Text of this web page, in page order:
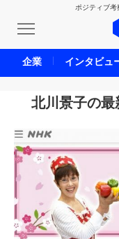
ポジティブ
AI
北川景子の
企業 インタビュ